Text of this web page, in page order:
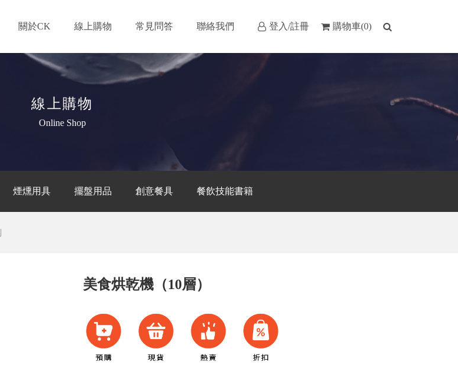
關於CK 線上購物 常見問答 聯絡我們 登入/註冊 購物車(0)
線上購物
Online Shop
煙燻用具 擺盤用品 創意餐具 餐飲技能書籍
美食烘乾機（10層）